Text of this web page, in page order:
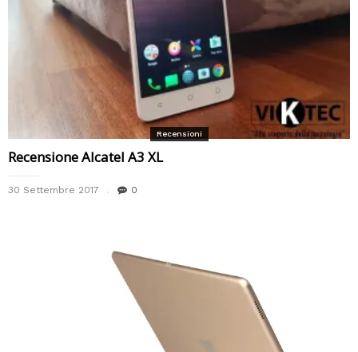
Recensioni
Recensione Alcatel A3 XL
30 Settembre 2017 0